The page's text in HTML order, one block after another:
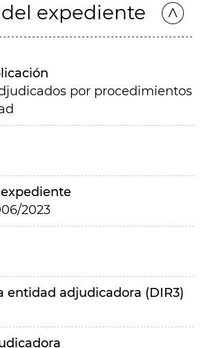
expediente
por procedimientos
2023
entidad adjudicadora (DIR3)